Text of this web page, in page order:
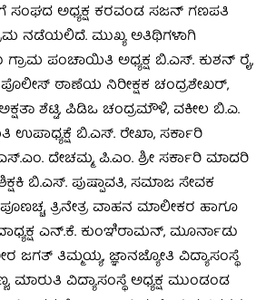
ಸಂಘದ ಅಧ್ಯಕ್ಷ ಕರವಂಡ ಸಜನ್‌ ಗಣಪತಿ
ನಡೆಯಲಿದೆ. ಮುಖ್ಯ ಅತಿಥಿಗಳಾಗಿ
ಪಂಚಾಯಿತಿ ಅಧ್ಯಕ್ಷ ಬಿ.ಎಸ್.‌ ಕುಶನ್‌ ರೈ,
ಠಾಣೆಯ ನಿರೀಕ್ಷಕ ಚಂದ್ರಶೇಖರ್‌,
ಶೆಟ್ಟಿ, ಪಿಡಿಒ ಚಂದ್ರಮೌಳಿ, ವಕೀಲ ಬಿ.ಎ.
ಉಪಾಧ್ಯಕ್ಷೆ ಬಿ.ಎಸ್.‌ ರೇಖಾ, ಸರ್ಕಾರಿ
ದೇಚಮ್ಮ, ಪಿ.ಎಂ. ಶ್ರೀ ಸರ್ಕಾರಿ ಮಾದರಿ
ಬಿ.ಎಸ್.‌ ಪುಷ್ಪಾವತಿ, ಸಮಾಜ ಸೇವಕ
ತ್ರಿನೇತ್ರ ವಾಹನ ಮಾಲೀಕರ ಹಾಗೂ
ಎನ್‌.ಕೆ. ಕುಂಞಿರಾಮನ್‌, ಮೂರ್ನಾಡು
ಜಗತ್‌ ತಿಮ್ಮಯ್ಯ, ಜ್ಞಾನಜ್ಯೋತಿ ವಿದ್ಯಾಸಂಸ್ಥೆ
ಮಾರುತಿ ವಿದ್ಯಾಸಂಸ್ಥೆ ಅಧ್ಯಕ್ಷ ಮುಂಡಂಡ